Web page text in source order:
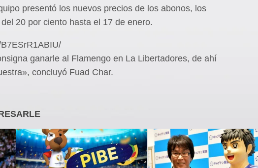
presentó los nuevos precios de los abonos, los
20 por ciento hasta el 17 de enero.
ganarle al Flamengo en La Libertadores, de ahí
concluyó Fuad Char.